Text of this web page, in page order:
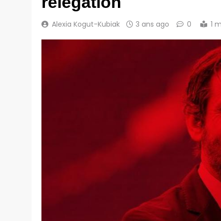
Alexia Kogut-Kubiak 3 ans ago 0 1